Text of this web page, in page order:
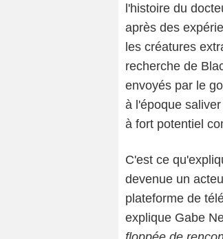
l'histoire du
après des
les créatures
recherche de
envoyés par le
à l'époque
à fort potentiel
C'est ce
devenue un
plateforme de
explique Gabe